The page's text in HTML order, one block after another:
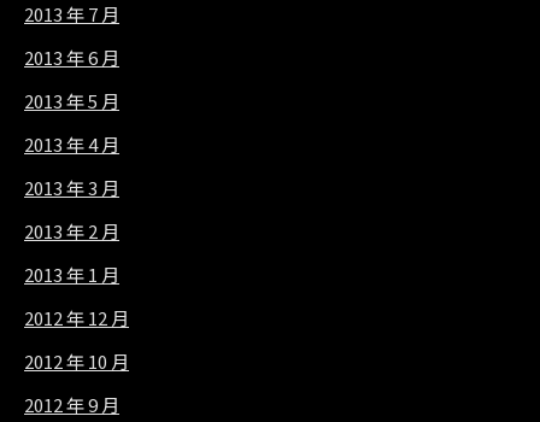
2013 年 7 月
2013 年 6 月
2013 年 5 月
2013 年 4 月
2013 年 3 月
2013 年 2 月
2013 年 1 月
2012 年 12 月
2012 年 10 月
2012 年 9 月